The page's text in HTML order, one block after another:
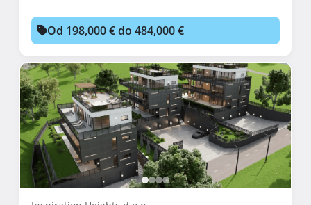
Od 198,000 € do 484,000 €